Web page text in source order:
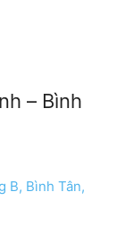
– Bình
B, Bình Tân,